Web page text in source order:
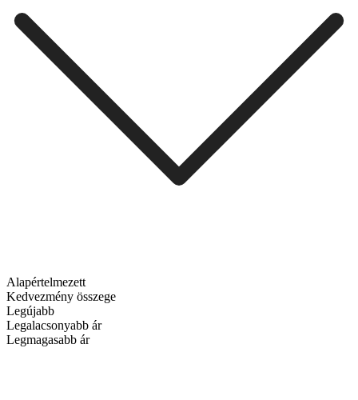
Alapértelmezett
Kedvezmény összege
Legújabb
Legalacsonyabb ár
Legmagasabb ár